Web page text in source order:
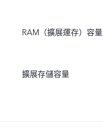
RAM（擴展運存）容量
擴展存儲容量